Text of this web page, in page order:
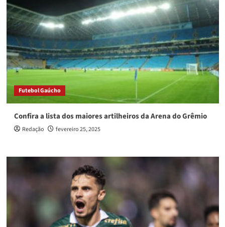
Futebol Gaúcho
Confira a lista dos maiores artilheiros da Arena do Grêmio
Redação fevereiro 25, 2025